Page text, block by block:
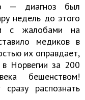
— диагноз был
недель до этого
с жалобами на
медиков в
их оправдает,
Норвегии за 200
бешенством!
распознать